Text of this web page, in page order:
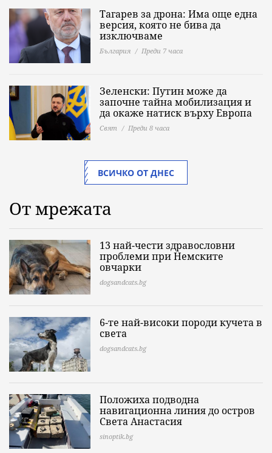
Тагарев за дрона: Има още една
версия, която не бива да
изключваме
България Преди 7 часа
Зеленски: Путин може да
започне тайна мобилизация и
да окаже натиск върху Европа
Свят Преди 8 часа
ВСИЧКО ОТ ДНЕС
От мрежата
13 най-чести здравословни
проблеми при Немските
овчарки
dogsandcats.bg
6-те най-високи породи кучета в
света
dogsandcats.bg
Положиха подводна
навигационна линия до остров
Света Анастасия
sinoptik.bg